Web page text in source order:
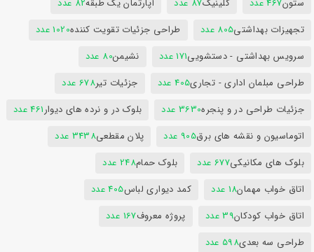
ستون467 عدد کلینیک87 عدد آپارتمان یک طبقه82 عدد
تجهیزات بهداشتی805 عدد طراحی جزئیات تقویت کننده1020 عدد
سرویس بهداشتی - دستشویی171 عدد نشیمن80 عدد
طراحی مبلمان اداری - تجاری405 عدد جزئیات تیر678 عدد
جزئیات طراحی در و پنجره3630 عدد بلوک در و نرده های دیوار461 عدد
اتوماسیون و نقشه های برق905 عدد پلان مقطعی3438 عدد
بلوک های مکانیکی677 عدد بلوک حمام248 عدد
اتاق خواب مهمان18 عدد کمد دیواری لباس405 عدد
اتاق خواب کودکان39 عدد پروژه معروف167 عدد
طراحی سه بعدی598 عدد